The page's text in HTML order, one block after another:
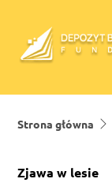
Strona główna
Zjawa w lesie